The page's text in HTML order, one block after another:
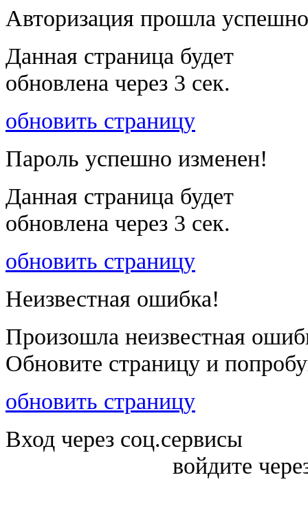
Авторизация прошла
Данная страница будет
обновлена через 3 сек.
обновить страницу
Пароль успешно изменен!
Данная страница будет
обновлена через 3 сек.
обновить страницу
Неизвестная ошибка!
Произошла неизвестная
Обновите страницу и
обновить страницу
Вход через соц.сервисы
войдите